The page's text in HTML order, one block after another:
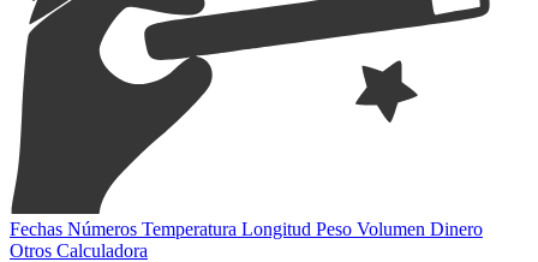
Fechas Números Temperatura Longitud Peso Volumen Dinero
Otros Calculadora